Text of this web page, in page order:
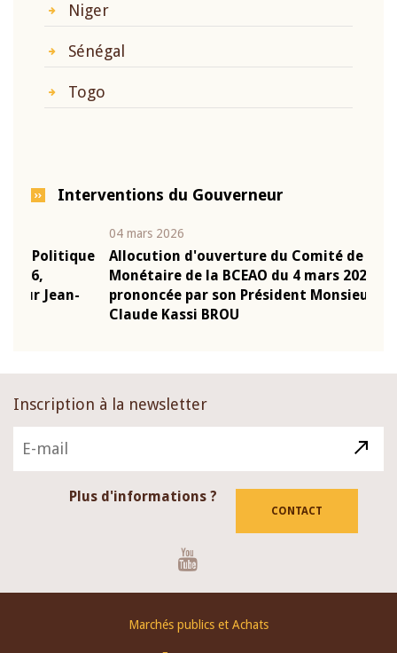
Niger
Sénégal
Togo
Interventions du Gouverneur
Allocution d'ouverture du Comité de Politique
Monétaire de la BCEAO du 4 mars 2026,
prononcée par son Président Monsieur Jean-
Claude Kassi BROU
Inscription à la newsletter
Plus d'informations ?
CONTACT
Marchés publics et Achats